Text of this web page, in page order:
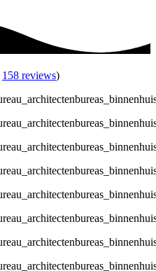
158 reviews)